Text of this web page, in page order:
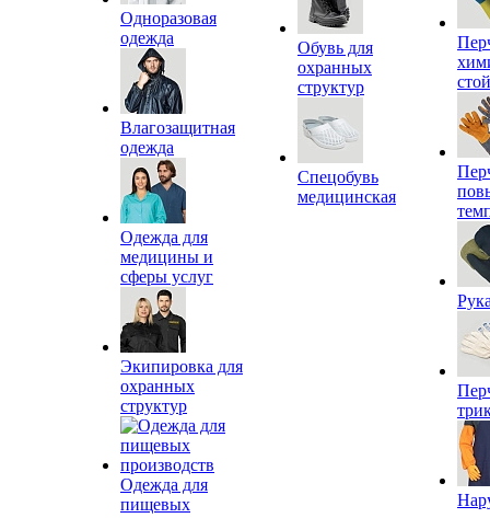
Одноразовая
одежда
Влагозащитная
одежда
Одежда для
медицины и
сферы услуг
Экипировка для
охранных
структур
Одежда для
пищевых
Обувь для
охранных
структур
Спецобувь
медицинская